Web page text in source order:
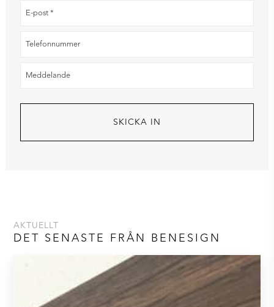
AKTUELLT
DET SENASTE FRÅN BENESIGN